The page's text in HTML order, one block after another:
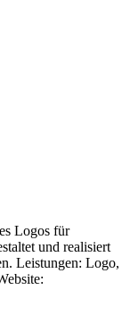
Logos für
und realisiert
Leistungen: Logo,